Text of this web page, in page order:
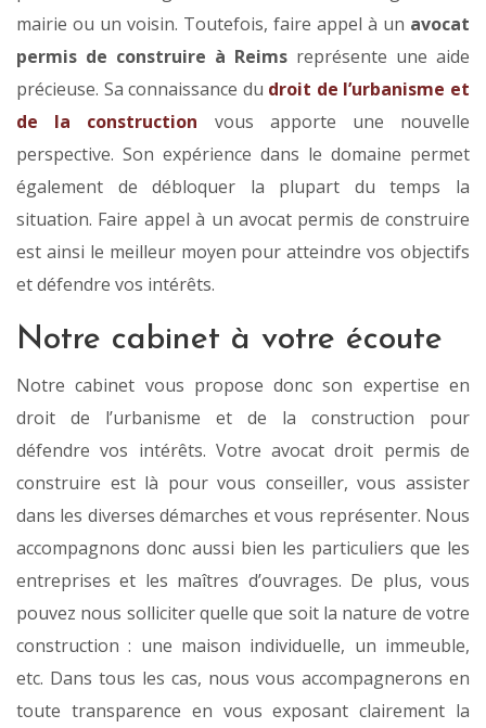
mairie ou un voisin. Toutefois, faire appel à un avocat
permis de construire à Reims représente une aide
précieuse. Sa connaissance du droit de l’urbanisme et
de la construction vous apporte une nouvelle
perspective. Son expérience dans le domaine permet
également de débloquer la plupart du temps la
situation. Faire appel à un avocat permis de construire
est ainsi le meilleur moyen pour atteindre vos objectifs
et défendre vos intérêts.
Notre cabinet à votre écoute
Notre cabinet vous propose donc son expertise en
droit de l’urbanisme et de la construction pour
défendre vos intérêts. Votre avocat droit permis de
construire est là pour vous conseiller, vous assister
dans les diverses démarches et vous représenter. Nous
accompagnons donc aussi bien les particuliers que les
entreprises et les maîtres d’ouvrages. De plus, vous
pouvez nous solliciter quelle que soit la nature de votre
construction : une maison individuelle, un immeuble,
etc. Dans tous les cas, nous vous accompagnerons en
toute transparence en vous exposant clairement la